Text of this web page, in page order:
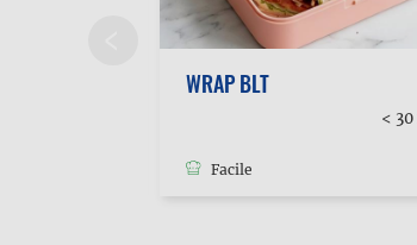
WRAP BLT
<
Facile